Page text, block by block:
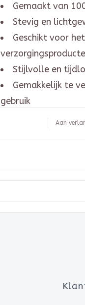
Gemaakt van
Stevig en
Geschikt voor
Stijlvolle en
Gemakkelijk te
gebruik
Onderdeel van
Aan